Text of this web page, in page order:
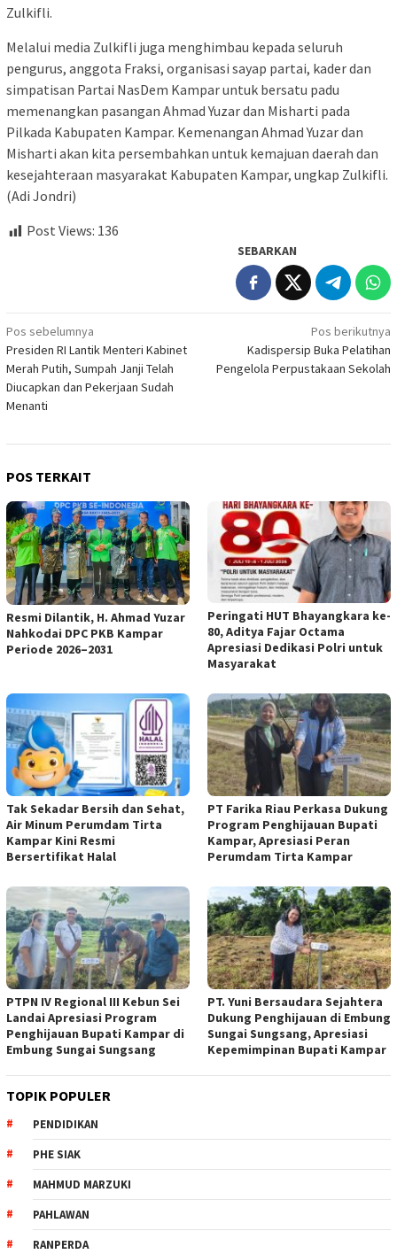
Zulkifli.
Melalui media Zulkifli juga menghimbau kepada seluruh
pengurus, anggota Fraksi, organisasi sayap partai, kader dan
simpatisan Partai NasDem Kampar untuk bersatu padu
memenangkan pasangan Ahmad Yuzar dan Misharti pada
Pilkada Kabupaten Kampar. Kemenangan Ahmad Yuzar dan
Misharti akan kita persembahkan untuk kemajuan daerah dan
kesejahteraan masyarakat Kabupaten Kampar, ungkap Zulkifli.
(Adi Jondri)
Post Views: 136
SEBARKAN
Navigasi
pos
Pos sebelumnya
Presiden RI Lantik Menteri Kabinet
Merah Putih, Sumpah Janji Telah
Diucapkan dan Pekerjaan Sudah
Menanti
Pos berikutnya
Kadispersip Buka Pelatihan
Pengelola Perpustakaan Sekolah
POS TERKAIT
Resmi Dilantik, H. Ahmad Yuzar
Nahkodai DPC PKB Kampar
Periode 2026–2031
Peringati HUT Bhayangkara ke-
80, Aditya Fajar Octama
Apresiasi Dedikasi Polri untuk
Masyarakat
Tak Sekadar Bersih dan Sehat,
Air Minum Perumdam Tirta
Kampar Kini Resmi
Bersertifikat Halal
PT Farika Riau Perkasa Dukung
Program Penghijauan Bupati
Kampar, Apresiasi Peran
Perumdam Tirta Kampar
PTPN IV Regional III Kebun Sei
Landai Apresiasi Program
Penghijauan Bupati Kampar di
Embung Sungai Sungsang
PT. Yuni Bersaudara Sejahtera
Dukung Penghijauan di Embung
Sungai Sungsang, Apresiasi
Kepemimpinan Bupati Kampar ‎
TOPIK POPULER
PENDIDIKAN
PHE SIAK
MAHMUD MARZUKI
PAHLAWAN
RANPERDA